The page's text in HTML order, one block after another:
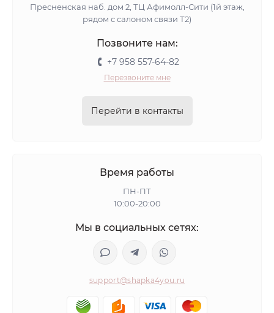
Пресненская наб. дом 2, ТЦ Афимолл-Сити (1й этаж,
рядом с салоном связи Т2)
Позвоните нам:
+7 958 557-64-82
Перезвоните мне
Перейти в контакты
Время работы
ПН-ПТ
10:00-20:00
Мы в социальных сетях:
support@shapka4you.ru